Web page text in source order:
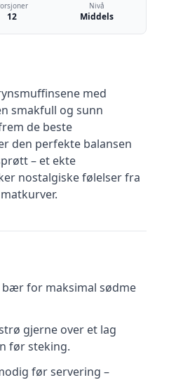
12
Nivå
Middels
med
smakfull og sunn
de beste
den perfekte balansen
– et ekte
nostalgiske følelser fra
for maksimal sødme
gjerne over et lag
før steking.
før servering –